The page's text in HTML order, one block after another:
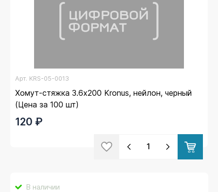
Арт. KRS-05-0013
Хомут-стяжка 3.6х200 Kronus, нейлон, черный
(Цена за 100 шт)
120 ₽
В наличии